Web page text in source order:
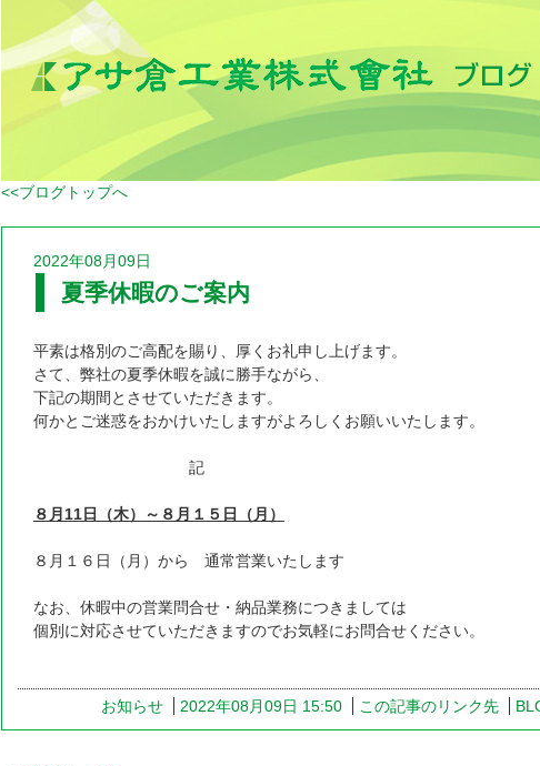
<<ブログトップへ
2022年08月09日
夏季休暇のご案内
平素は格別のご高配を賜り、厚くお礼申し上げます。
さて、弊社の夏季休暇を誠に勝手ながら、
下記の期間とさせていただきます。
何かとご迷惑をおかけいたしますがよろしくお願いいたします。
記
８月11日（木）～８月１５日（月）
８月１６日（月）から 通常営業いたします
なお、休暇中の営業問合せ・納品業務につきましては
個別に対応させていただきますのでお気軽にお問合せください。
お知らせ 2022年08月09日 15:50 この記事のリンク先